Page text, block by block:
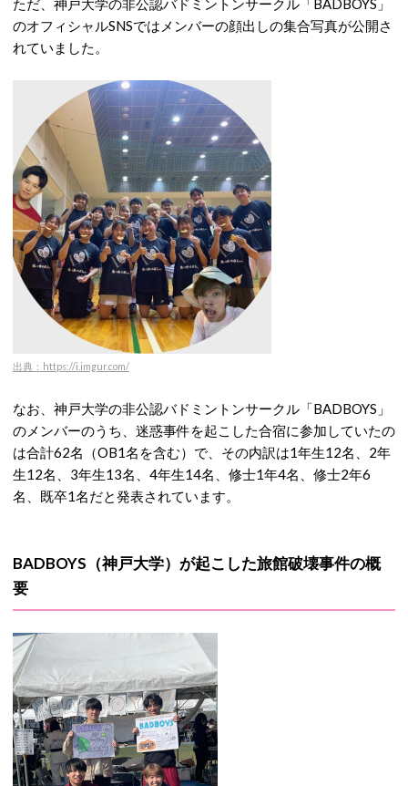
ただ、神戸大学の非公認バドミントンサークル「BADBOYS」
のオフィシャルSNSではメンバーの顔出しの集合写真が公開さ
れていました。
出典：https://i.imgur.com/
なお、神戸大学の非公認バドミントンサークル「BADBOYS」
のメンバーのうち、迷惑事件を起こした合宿に参加していたの
は合計62名（OB1名を含む）で、その内訳は1年生12名、2年
生12名、3年生13名、4年生14名、修士1年4名、修士2年6
名、既卒1名だと発表されています。
BADBOYS（神戸大学）が起こした旅館破壊事件の概
要